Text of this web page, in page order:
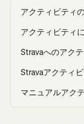
アクティビティ
アクティビティ
Stravaへのアク
Stravaアクティ
マニュアルアク